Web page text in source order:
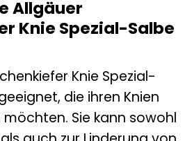
Allgäuer
Knie Spezial-Salbe
Knie Spezial-
die ihren Knien
Sie kann sowohl